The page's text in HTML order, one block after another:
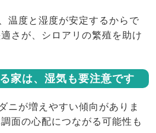
温度と湿度が安定するからで
さが、シロアリの繁殖を助け
家は、湿気も要注意です
ニが増えやすい傾向がありま
面の心配につながる可能性も